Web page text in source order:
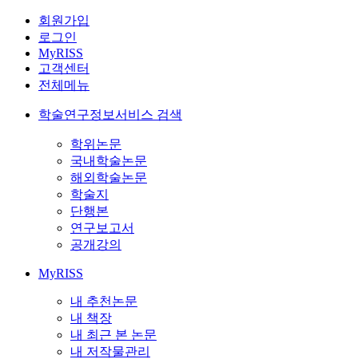
회원가입
로그인
MyRISS
고객센터
전체메뉴
학술연구정보서비스 검색
학위논문
국내학술논문
해외학술논문
학술지
단행본
연구보고서
공개강의
MyRISS
내 추천논문
내 책장
내 최근 본 논문
내 저작물관리